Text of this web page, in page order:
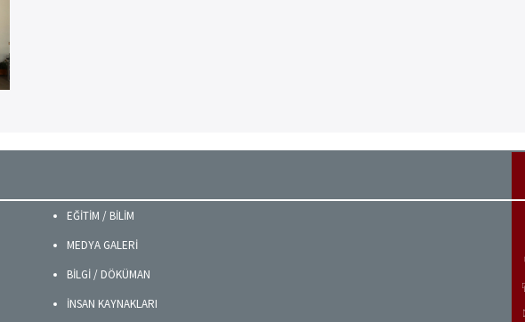
EĞİTİM / BİLİM
MEDYA GALERİ
BİLGİ / DÖKÜMAN
İNSAN KAYNAKLARI